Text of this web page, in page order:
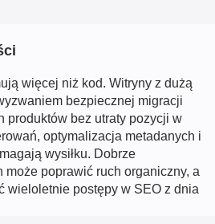
więcej niż kod. Witryny z dużą
bezpiecznej migracji
produktów bez utraty pozycji w
optymalizacja metadanych i
wysiłku. Dobrze
może poprawić ruch organiczny, a
wieloletnie postępy w SEO z dnia